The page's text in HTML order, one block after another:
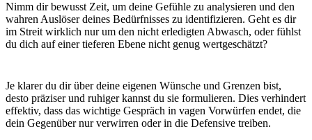
Nimm dir bewusst Zeit, um deine Gefühle zu analysieren und den
wahren Auslöser deines Bedürfnisses zu identifizieren. Geht es dir
im Streit wirklich nur um den nicht erledigten Abwasch, oderfühlst
du dich auf einer tieferen Ebene nicht genug wertgeschätzt?
Je klarer du dir über deine eigenen Wünsche und Grenzen bist,
desto präziser und ruhiger kannst du sie formulieren. Dies verhindert
effektiv, dass das wichtige Gespräch in vagen Vorwürfen endet, die
dein Gegenüber nur verwirren oder in die Defensive treiben.